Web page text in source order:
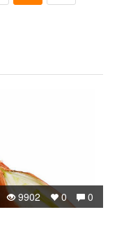
0
0
9902